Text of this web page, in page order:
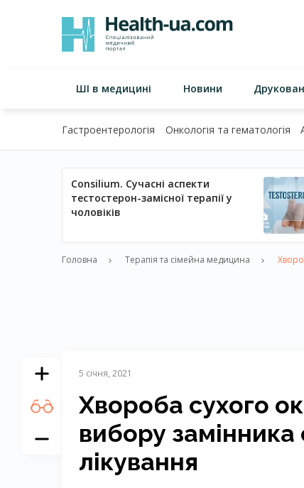
ШІ в медицині Новини
Гастроентерологія Онкологія та гематологія
Consilium. Сучасні аспекти
тестостерон-замісної терапії у
чоловіків
Головна Терапія та сімейна медицина
5 січня, 2021
Хвороба сухого
вибору замінника
лікування